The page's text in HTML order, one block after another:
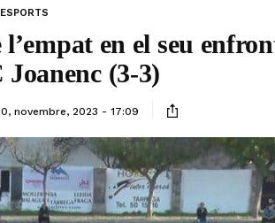
ESPORTS
en el seu
Joanenc (3-3)
novembre, 2023 - 17:09